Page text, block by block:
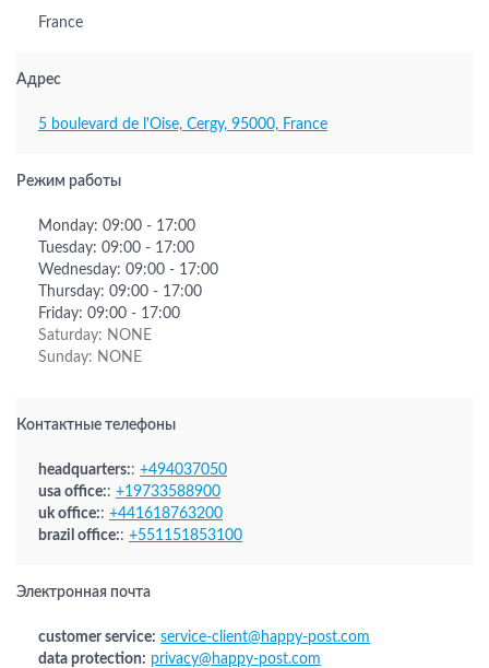
France
Адрес
5 boulevard de l'Oise, Cergy, 95000, France
Режим работы
Monday: 09:00 - 17:00
Tuesday: 09:00 - 17:00
Wednesday: 09:00 - 17:00
Thursday: 09:00 - 17:00
Friday: 09:00 - 17:00
Saturday: NONE
Sunday: NONE
Контактные телефоны
headquarters:: +494037050
usa office:: +19733588900
uk office:: +441618763200
brazil office:: +551151853100
Электронная почта
customer service: service-client@happy-post.com
data protection: privacy@happy-post.com